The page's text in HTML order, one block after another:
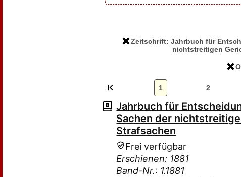
Zeitschrift: Jahrbuch für
nichtstreitigen
1 2
Jahrbuch für
Sachen der
Strafsachen
Frei verfügbar
Erschienen: 1881
Band-Nr.: 1.1881